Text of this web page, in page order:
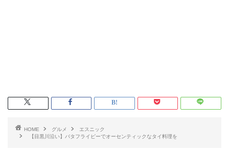
HOME グルメ
エスニック
【目黒川沿い】バタフライピーでオーセンティックなタイ料理を